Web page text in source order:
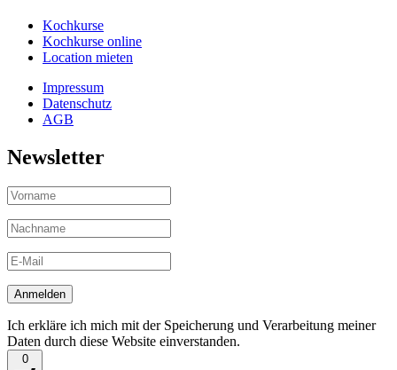
Kochkurse
Kochkurse online
Location mieten
Impressum
Datenschutz
AGB
Newsletter
Ich erkläre ich mich mit der Speicherung und Verarbeitung meiner
Daten durch diese Website einverstanden.
0